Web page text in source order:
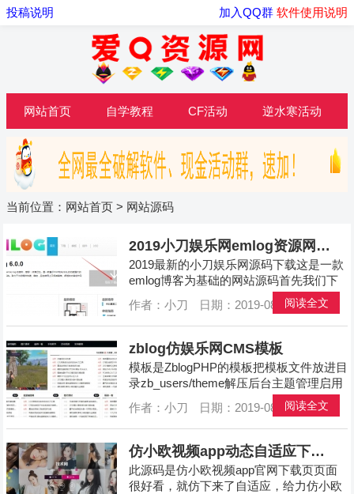
投稿说明 加入QQ群 软件使用说明
网站首页 自学教程 CF活动 逆水寒活动
当前位置： 网站首页 > 网站源码
2019小刀娱乐网emlog资源网源码下载
2019最新的小刀娱乐网源码下载这是一款
emlog博客为基础的网站源码首先我们下
载对于的emlog博客程序地址:http://www.e
mlog.net/ 在页面中选择对应的php程序下
载 ...
阅读全文
作者：小刀 日期：2019-08-31 分类：
zblog仿娱乐网CMS模板
模板是ZblogPHP的模板把模板文件放进目
录zb_users/theme解压后台主题管理启用
模板不依赖任何插件前台底部如果有个二
维码导致布局错乱的请在后台顶栏、主题
配置、二维码图片的地址清空就ok了四栏
CMS要自己设置也是在主题配置里面zbl...
阅读全文
作者：小刀 日期：2019-08-19 分类：
仿小欧视频app动态自适应下载页
此源码是仿小欧视频app官网下载页页面
很好看，就仿下来了自适应，给力仿小欧